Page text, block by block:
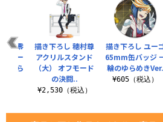
描き下ろし ユー
65mm缶バッジ
輪のゆらめきVer.
¥605（税込）
馬零
カー
ゆら
描き下ろし 穂村尊
アクリルスタンド
（大） オフモード
の決闘..
¥2,530（税込）